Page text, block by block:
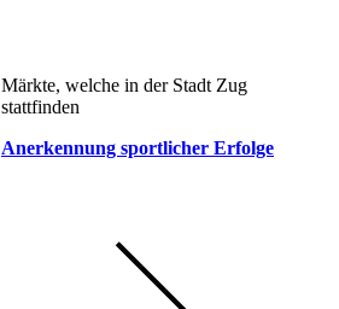
Märkte, welche in der Stadt Zug
stattfinden
Anerkennung sportlicher Erfolge